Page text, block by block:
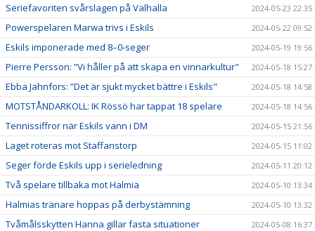
Seriefavoriten svårslagen på Valhalla 2024-05-23 22:35
Powerspelaren Marwa trivs i Eskils 2024-05-22 09:52
Eskils imponerade med 8–0-seger 2024-05-19 19:56
Pierre Persson: ”Vi håller på att skapa en vinnarkultur" 2024-05-18 15:27
Ebba Jahnfors: ”Det är sjukt mycket bättre i Eskils" 2024-05-18 14:58
MOTSTÅNDARKOLL: IK Rössö har tappat 18 spelare 2024-05-18 14:56
Tennissiffror när Eskils vann i DM 2024-05-15 21:56
Laget roteras mot Staffanstorp 2024-05-15 11:02
Seger förde Eskils upp i serieledning 2024-05-11 20:12
Två spelare tillbaka mot Halmia 2024-05-10 13:34
Halmias tränare hoppas på derbystämning 2024-05-10 13:32
Tvåmålsskytten Hanna gillar fasta situationer 2024-05-08 16:37